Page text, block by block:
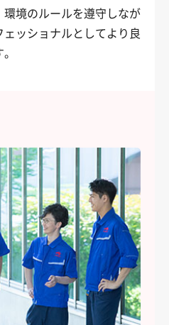
境のルールを遵守しなが
ッショナルとしてより良